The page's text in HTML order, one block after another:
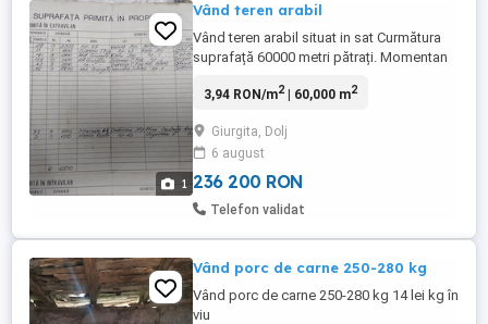
1
Vând teren arabil
Vând teren arabil situat in sat Curmătura
suprafață 60000 metri pătrați. Momentan
3,94 RON/m2| 60,000 m2
Giurgita, Dolj
6 august
236 200 RON
Telefon validat
Vând porc de carne 250-280 kg
Vând porc de carne 250-280 kg 14 lei kg în
viu